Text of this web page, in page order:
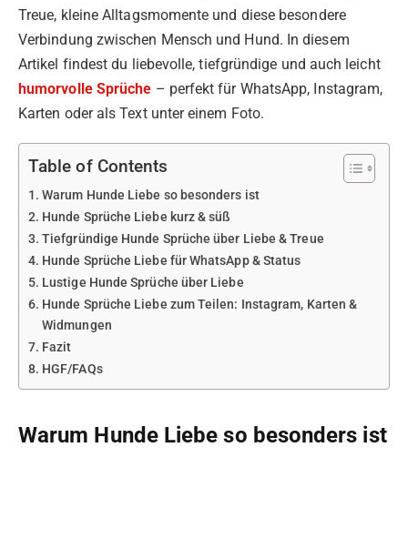
Treue, kleine Alltagsmomente und diese besondere
Verbindung zwischen Mensch und Hund. In diesem
Artikel findest du liebevolle, tiefgründige und auch leicht
humorvolle Sprüche – perfekt für WhatsApp, Instagram,
Karten oder als Text unter einem Foto.
Table of Contents
Warum Hunde Liebe so besonders ist
Hunde Sprüche Liebe kurz & süß
Tiefgründige Hunde Sprüche über Liebe & Treue
Hunde Sprüche Liebe für WhatsApp & Status
Lustige Hunde Sprüche über Liebe
Hunde Sprüche Liebe zum Teilen: Instagram, Karten &
Widmungen
Fazit
HGF/FAQs
Warum Hunde Liebe so besonders ist